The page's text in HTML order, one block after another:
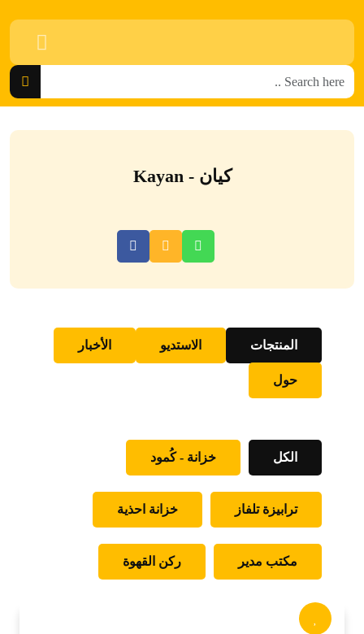
كيان - Kayan
المنتجات الاستديو الأخبار
حول
الكل خزانة - كُمود
ترابيزة تلفاز خزانة احذية
مكتب مدير ركن القهوة